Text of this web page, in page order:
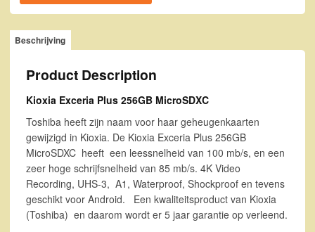
Beschrijving
Product Description
Kioxia Exceria Plus 256GB MicroSDXC
Toshiba heeft zijn naam voor haar geheugenkaarten
gewijzigd in Kioxia. De Kioxia Exceria Plus 256GB
MicroSDXC heeft een leessnelheid van 100 mb/s, en een
zeer hoge schrijfsnelheid van 85 mb/s. 4K Video
Recording, UHS-3, A1, Waterproof, Shockproof en tevens
geschikt voor Android. Een kwaliteitsproduct van Kioxia
(Toshiba) en daarom wordt er 5 jaar garantie op verleend.